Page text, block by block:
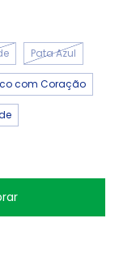
Pata Azul
com Coração